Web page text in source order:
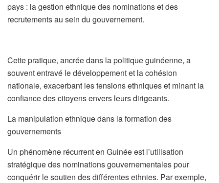
pays : la gestion ethnique des nominations et des
recrutements au sein du gouvernement.
Cette pratique, ancrée dans la politique guinéenne, a
souvent entravé le développement et la cohésion
nationale, exacerbant les tensions ethniques et minant la
confiance des citoyens envers leurs dirigeants.
La manipulation ethnique dans la formation des
gouvernements
Un phénomène récurrent en Guinée est l’utilisation
stratégique des nominations gouvernementales pour
conquérir le soutien des différentes ethnies. Par exemple,